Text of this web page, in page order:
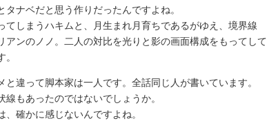
ナベだと思う作りだったんですよね。
しまうハキムと、月生まれ月育ちであるがゆえ、境界線
アンのノノ。二人の対比を光りと影の画面構成をもってして
違って脚本家は一人です。全話同じ人が書いています。
もあったのではないでしょうか。
確かに感じないんですよね。